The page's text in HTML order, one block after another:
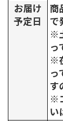
お届け
予定日
商
で
※
っ
※
っ
す
※
い